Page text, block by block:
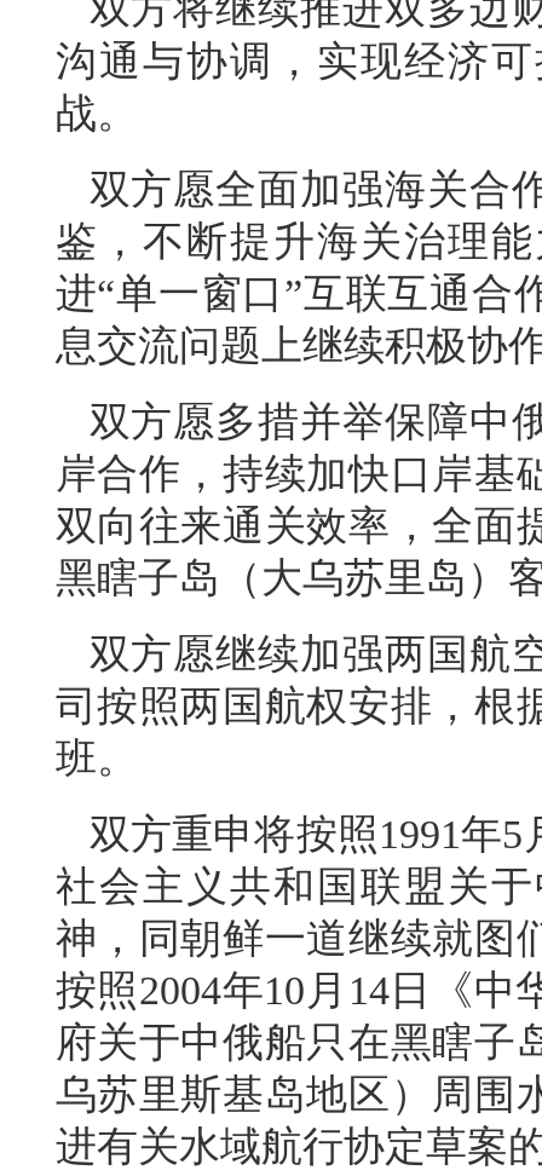
双方将继续推进双多边
沟通与协调，实现经济
战。
双方愿全面加强海关合
鉴，不断提升海关治理
进“单一窗口”互联互通合
息交流问题上继续积极协
双方愿多措并举保障中
岸合作，持续加快口岸基
双向往来通关效率，全面
黑瞎子岛（大乌苏里岛）
双方愿继续加强两国航
司按照两国航权安排，根
班。
双方重申将按照1991年
社会主义共和国联盟关
神，同朝鲜一道继续就图
按照2004年10月14日《
府关于中俄船只在黑瞎子
乌苏里斯基岛地区）周围
进有关水域航行协定草案